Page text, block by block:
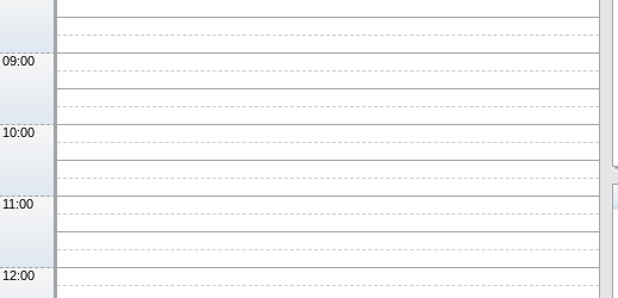
09:00
10:00
11:00
12:00